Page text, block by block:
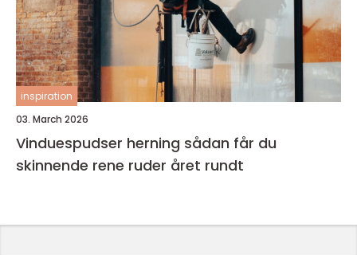
inspiration
03. March 2026
Vinduespudser herning sådan får du
skinnende rene ruder året rundt